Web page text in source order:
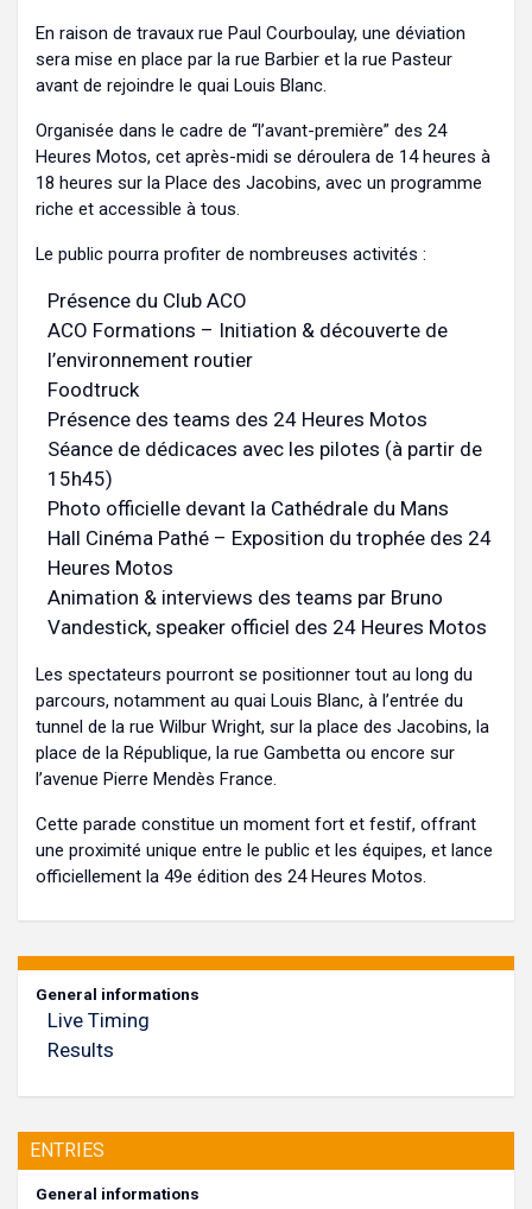
En raison de travaux rue Paul Courboulay, une déviation
sera mise en place par la rue Barbier et la rue Pasteur
avant de rejoindre le quai Louis Blanc.
Organisée dans le cadre de “l’avant-première” des 24
Heures Motos, cet après-midi se déroulera de 14 heures à
18 heures sur la Place des Jacobins, avec un programme
riche et accessible à tous.
Le public pourra profiter de nombreuses activités :
Présence du Club ACO
ACO Formations – Initiation & découverte de
l’environnement routier
Foodtruck
Présence des teams des 24 Heures Motos
Séance de dédicaces avec les pilotes (à partir de
15h45)
Photo officielle devant la Cathédrale du Mans
Hall Cinéma Pathé – Exposition du trophée des 24
Heures Motos
Animation & interviews des teams par Bruno
Vandestick, speaker officiel des 24 Heures Motos
Les spectateurs pourront se positionner tout au long du
parcours, notamment au quai Louis Blanc, à l’entrée du
tunnel de la rue Wilbur Wright, sur la place des Jacobins, la
place de la République, la rue Gambetta ou encore sur
l’avenue Pierre Mendès France.
Cette parade constitue un moment fort et festif, offrant
une proximité unique entre le public et les équipes, et lance
officiellement la 49e édition des 24 Heures Motos.
General informations
Live Timing
Results
ENTRIES
General informations